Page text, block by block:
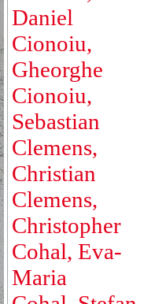
Daniel
Cionoiu,
Gheorghe
Cionoiu,
Sebastian
Clemens,
Christian
Clemens,
Christopher
Cohal, Eva-
Maria